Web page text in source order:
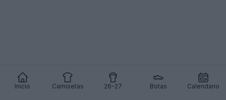
Inicio Camisetas 26-27 Botas Calendario